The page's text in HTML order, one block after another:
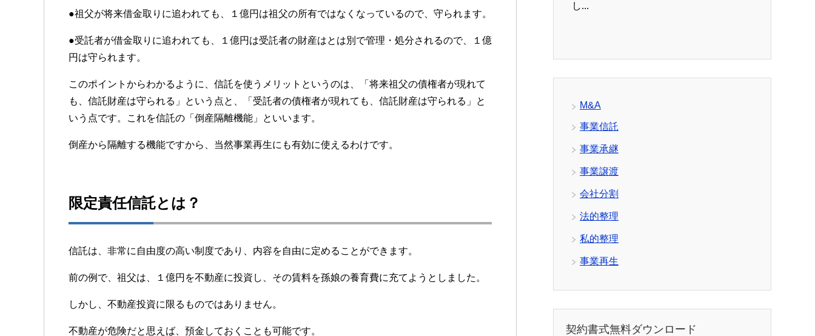
●祖父が将来借金取りに追われても、１億円は祖父の所有ではなくなっているので、守られます。
●受託者が借金取りに追われても、１億円は受託者の財産はとは別で管理・処分されるので、１億
円は守られます。
このポイントからわかるように、信託を使うメリットというのは、「将来祖父の債権者が現れて
も、信託財産は守られる」という点と、「受託者の債権者が現れても、信託財産は守られる」と
いう点です。これを信託の「倒産隔離機能」といいます。
倒産から隔離する機能ですから、当然事業再生にも有効に使えるわけです。
限定責任信託とは？
信託は、非常に自由度の高い制度であり、内容を自由に定めることができます。
前の例で、祖父は、１億円を不動産に投資し、その賃料を孫娘の養育費に充てようとしました。
しかし、不動産投資に限るものではありません。
不動産が危険だと思えば、預金しておくことも可能です。
し...
M&A
事業信託
事業承継
事業譲渡
会社分割
法的整理
私的整理
事業再生
契約書式無料ダウンロード